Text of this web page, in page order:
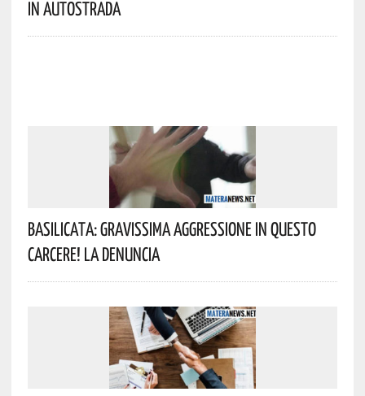
In Autostrada
Basilicata: Gravissima Aggressione In Questo
Carcere! La Denuncia